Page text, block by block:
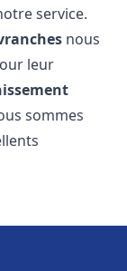
service.
nous
leur
sommes